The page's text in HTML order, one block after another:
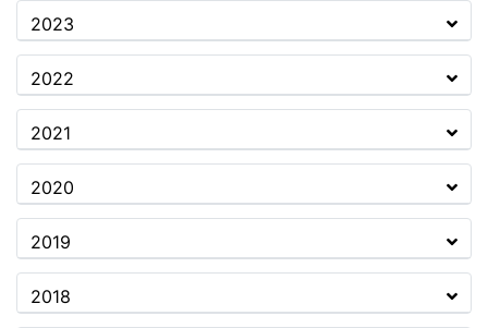
2023
2022
2021
2020
2019
2018